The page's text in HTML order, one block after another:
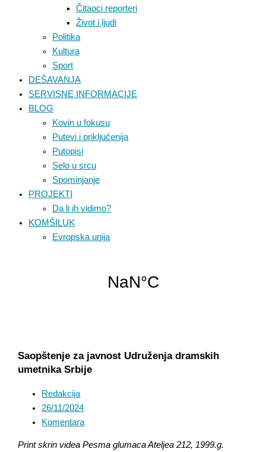
Čitaoci reporteri
Život i ljudi
Politika
Kultura
Sport
DEŠAVANJA
SERVISNE INFORMACIJE
BLOG
Kovin u fokusu
Putevi i priključenija
Putopisi
Selo u srcu
Spominjanje
PROJEKTI
Da li ih vidimo?
KOMŠILUK
Evropska unija
Saopštenje za javnost Udruženja dramskih
umetnika Srbije
Redakcija
26/11/2024
Komentara
Print skrin videa Pesma glumaca Ateljea 212, 1999.g.